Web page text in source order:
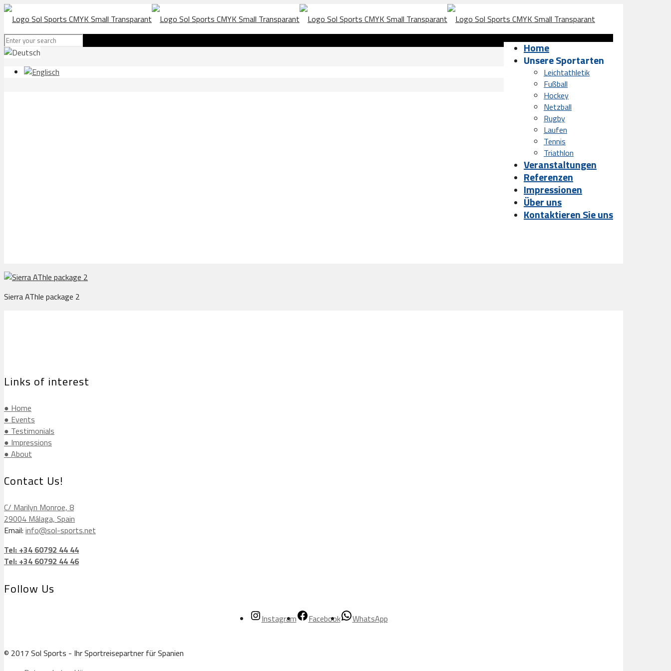
Home
Unsere Sportarten
Leichtathletik
Fußball
Hockey
Netzball
Rugby
Laufen
Tennis
Triathlon
Veranstaltungen
Referenzen
Impressionen
Über uns
Kontaktieren Sie uns
Sierra AThle package 2
Links of interest
● Home
● Events
● Testimonials
● Impressions
● About
Contact Us!
C/ Marilyn Monroe, 8
29004 Málaga, Spain
Email: info@sol-sports.net
Tel: +34 60792 44 44
Tel: +34 60792 44 46
Follow Us
Instagram Facebook WhatsApp
© 2017 Sol Sports - Ihr Sportreisepartner für Spanien